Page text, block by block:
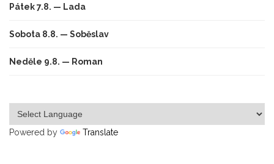
Pátek 7.8. — Lada
Sobota 8.8. — Soběslav
Neděle 9.8. — Roman
Powered by Translate